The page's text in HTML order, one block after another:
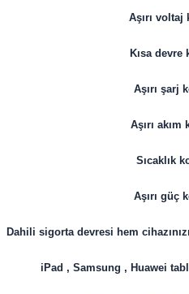
Aşırı voltaj
Kısa devre
Aşırı şarj
Aşırı akım
Sıcaklık
Aşırı güç
Dahili sigorta devresi hem
iPad , Samsung , Huawei